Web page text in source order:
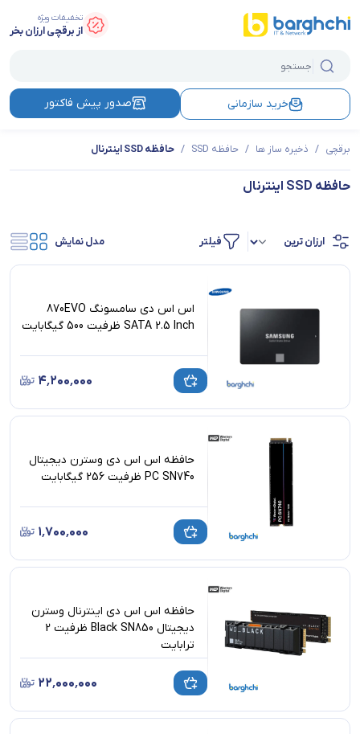
تخفیفات ویژه
از برقچی ارزان بخر
خرید سازمانی صدور پیش فاکتور
برقچی / ذخیره ساز ها / حافظه SSD / حافظه SSD اینترنال
حافظه SSD اینترنال
فیلتر مدل نمایش
اس اس دی سامسونگ 870EVO
SATA 2.5 Inch ظرفیت 500 گیگابایت
۴٬۲۰۰٬۰۰۰
حافظه اس اس دی وسترن دیجیتال
PC SN740 ظرفیت 256 گیگابایت
۱٬۷۰۰٬۰۰۰
حافظه اس اس دی اینترنال وسترن
دیجیتال Black SN850 ظرفیت 2
ترابایت
۲۲٬۰۰۰٬۰۰۰